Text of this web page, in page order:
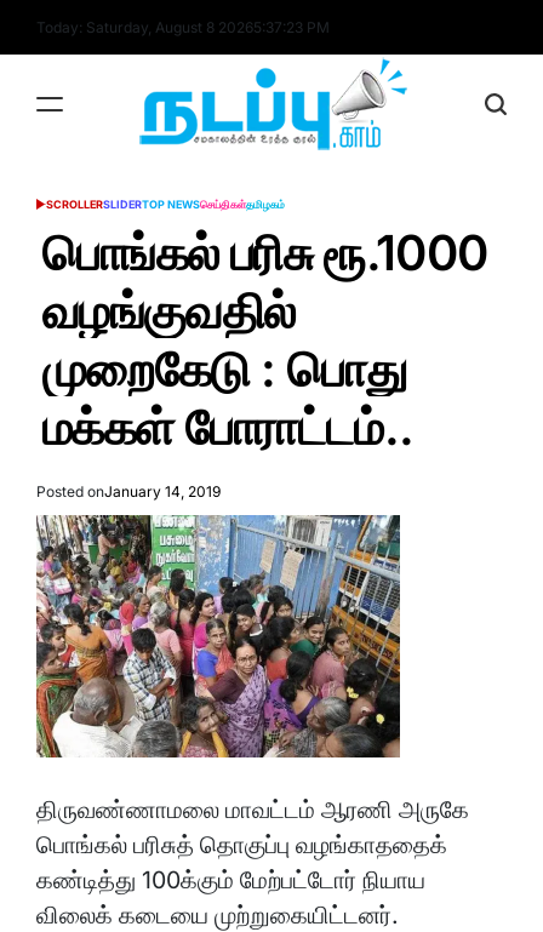
Today: Saturday, August 8 20265:37:24 PM
POSTED
SCROLLERSLIDERTOP NEWSசெய்திகள்தமிழகம்
பொங்கல் பரிசு ரூ.1000
வழங்குவதில்
முறைகேடு : பொது
மக்கள் போராட்டம்..
Posted onJanuary 14, 2019
திருவண்ணாமலை மாவட்டம் ஆரணி அருகே
பொங்கல் பரிசுத் தொகுப்பு வழங்காததைக்
கண்டித்து 100க்கும் மேற்பட்டோர் நியாய
விலைக் கடையை முற்றுகையிட்டனர்.